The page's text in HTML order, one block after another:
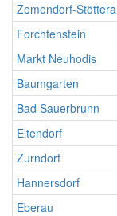
Zemendorf-Stöttera
Forchtenstein
Markt Neuhodis
Baumgarten
Bad Sauerbrunn
Eltendorf
Zurndorf
Hannersdorf
Eberau